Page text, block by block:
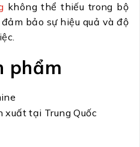
không thể thiếu trong bộ
bảo sự hiệu quả và độ
phẩm
xuất tại Trung Quốc